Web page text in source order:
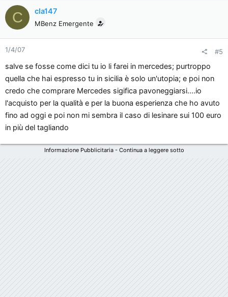
C cla147
MBenz Emergente
1/4/07 #5
salve se fosse come dici tu io li farei in mercedes; purtroppo
quella che hai espresso tu in sicilia è solo un'utopia; e poi non
credo che comprare Mercedes sigifica pavoneggiarsi....io
l'acquisto per la qualità e per la buona esperienza che ho avuto
fino ad oggi e poi non mi sembra il caso di lesinare sui 100 euro
in più del tagliando
Informazione Pubblicitaria - Continua a leggere sotto